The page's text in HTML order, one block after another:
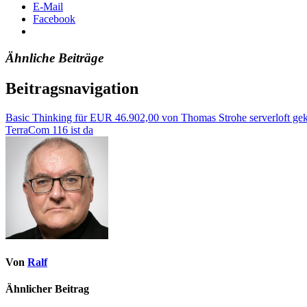
E-Mail
Facebook
Ähnliche Beiträge
Beitragsnavigation
Basic Thinking für EUR 46.902,00 von Thomas Strohe serverloft
TerraCom 116 ist da
Von Ralf
Ähnlicher Beitrag